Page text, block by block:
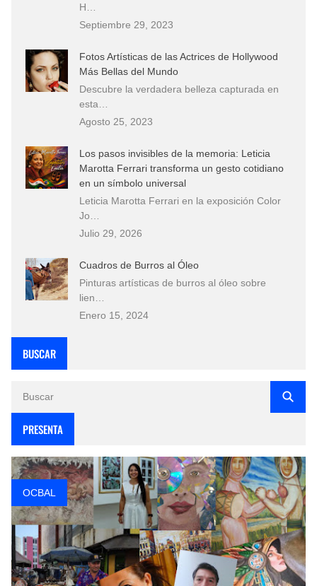
H…
Septiembre 29, 2023
Fotos Artísticas de las Actrices de Hollywood
Más Bellas del Mundo
Descubre la verdadera belleza capturada en
esta…
Agosto 25, 2023
Los pasos invisibles de la memoria: Leticia
Marotta Ferrari transforma un gesto cotidiano
en un símbolo universal
Leticia Marotta Ferrari en la exposición Color
Jo…
Julio 29, 2026
Cuadros de Burros al Óleo
Pinturas artísticas de burros al óleo sobre
lien…
Enero 15, 2024
BUSCAR
PRESENTA
OCBAL